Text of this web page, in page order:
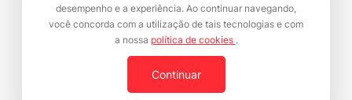
Desenvolvido porDoity Plataforma de Eventos- 2026 - Todos
os direitos reservados
desempenho e a experiência. Ao continuar navegando,
você concorda com a utilização de tais tecnologias e com
a nossa política de cookies .
Continuar